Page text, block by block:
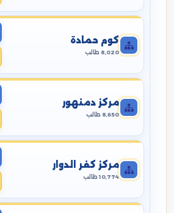
كوم حمادة
8,020 طالب
مركز دمنهور
8,650 طالب
مركز كفر الدوار
10,774 طالب